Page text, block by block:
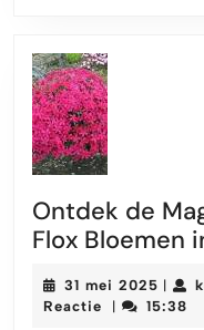
Ontdek de
Flox Bloemen
31 mei 2025 31
mei
|
Reactie
| 15:38